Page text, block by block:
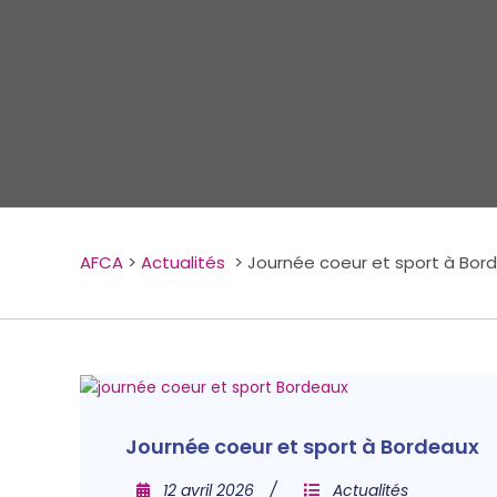
AFCA > Actualités > Journée coeur et sport à
Journée coeur et sport à Bordeaux
12 avril 2026 Actualités